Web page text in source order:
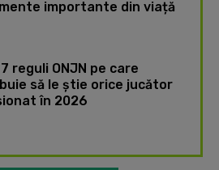
importante din viață
reguli ONJN pe care
să le știe orice jucător
în 2026